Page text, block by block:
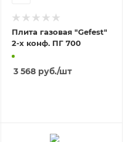
Плита газовая "Gefest"
2-х конф. ПГ 700
3 568руб./шт